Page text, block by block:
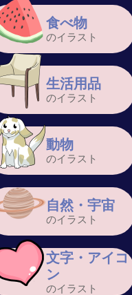
食べ物
のイラスト
生活用品
のイラスト
動物
のイラスト
自然・宇宙
のイラスト
文字・アイコ
ン
のイラスト